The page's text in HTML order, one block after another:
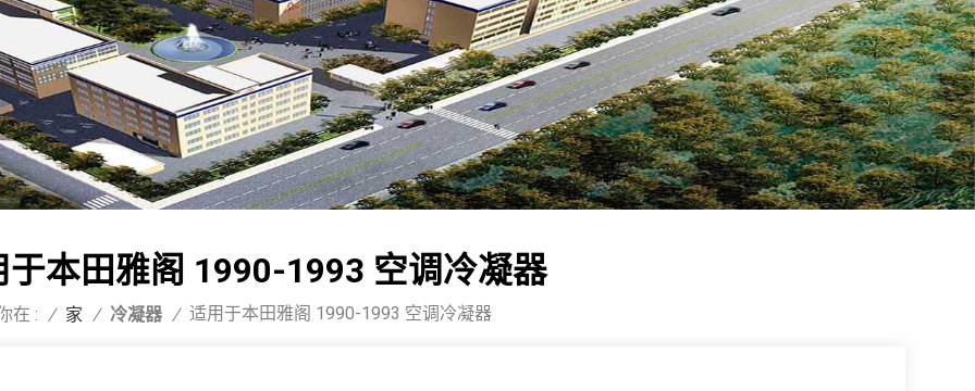
于本田雅阁 1990-1993 空调冷凝器
在 : / 家 / 冷凝器 / 适用于本田雅阁 1990-1993 空调冷凝器